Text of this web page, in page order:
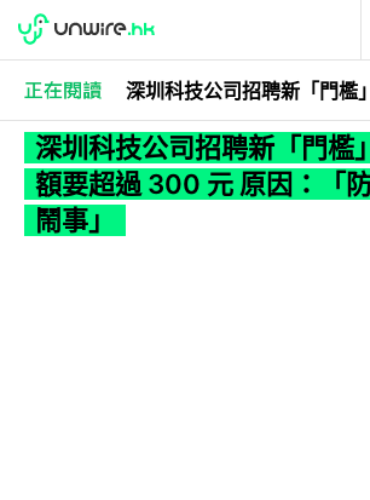
科技娛樂 生活科技 電子支付
深圳科技公司招聘新「門檻
額要超過 300 元 原因：「
鬧事」